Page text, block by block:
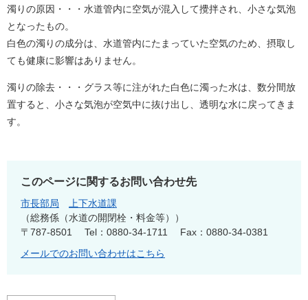
濁りの原因・・・水道管内に空気が混入して攪拌され、小さな気泡
となったもの。
白色の濁りの成分は、水道管内にたまっていた空気のため、摂取し
ても健康に影響はありません。
濁りの除去・・・グラス等に注がれた白色に濁った水は、数分間放
置すると、小さな気泡が空気中に抜け出し、透明な水に戻ってきま
す。
このページに関するお問い合わせ先
市長部局
上下水道課
総務係（水道の開閉栓・料金等）
〒787-8501
Tel：0880-34-1711
Fax：0880-34-0381
メールでのお問い合わせはこちら